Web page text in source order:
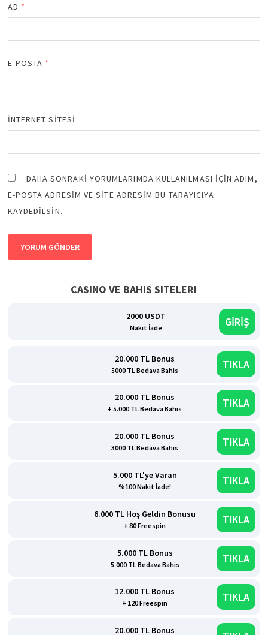
AD *
E-POSTA *
İNTERNET SITESI
DAHA SONRAKI YORUMLARIMDA KULLANILMASI IÇIN ADIM,
E-POSTA ADRESIM VE SITE ADRESIM BU TARAYICIYA
KAYDEDILSIN.
CASINO VE BAHIS SITELERI
2000 USDT
Nakit İade GİRİŞ
20.000 TL Bonus
5000 TL Bedava Bahis TIKLA
20.000 TL Bonus
+ 5.000 TL Bedava Bahis TIKLA
20.000 TL Bonus
3000 TL Bedava Bahis TIKLA
5.000 TL'ye Varan
%100 Nakit İade! TIKLA
6.000 TL Hoş Geldin Bonusu
+ 80 Freespin TIKLA
5.000 TL Bonus
5.000 TL Bedava Bahis TIKLA
12.000 TL Bonus
+ 120 Freespin TIKLA
20.000 TL Bonus